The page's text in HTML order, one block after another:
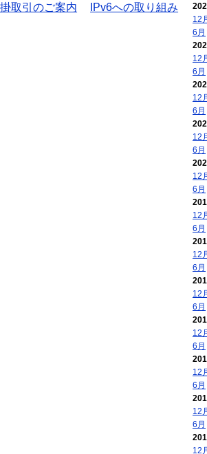
取引のご案内
IPv6への取り組み
12
6月
12
6月
12
6月
12
6月
12
6月
12
6月
12
6月
12
6月
12
6月
12
6月
12
6月
12